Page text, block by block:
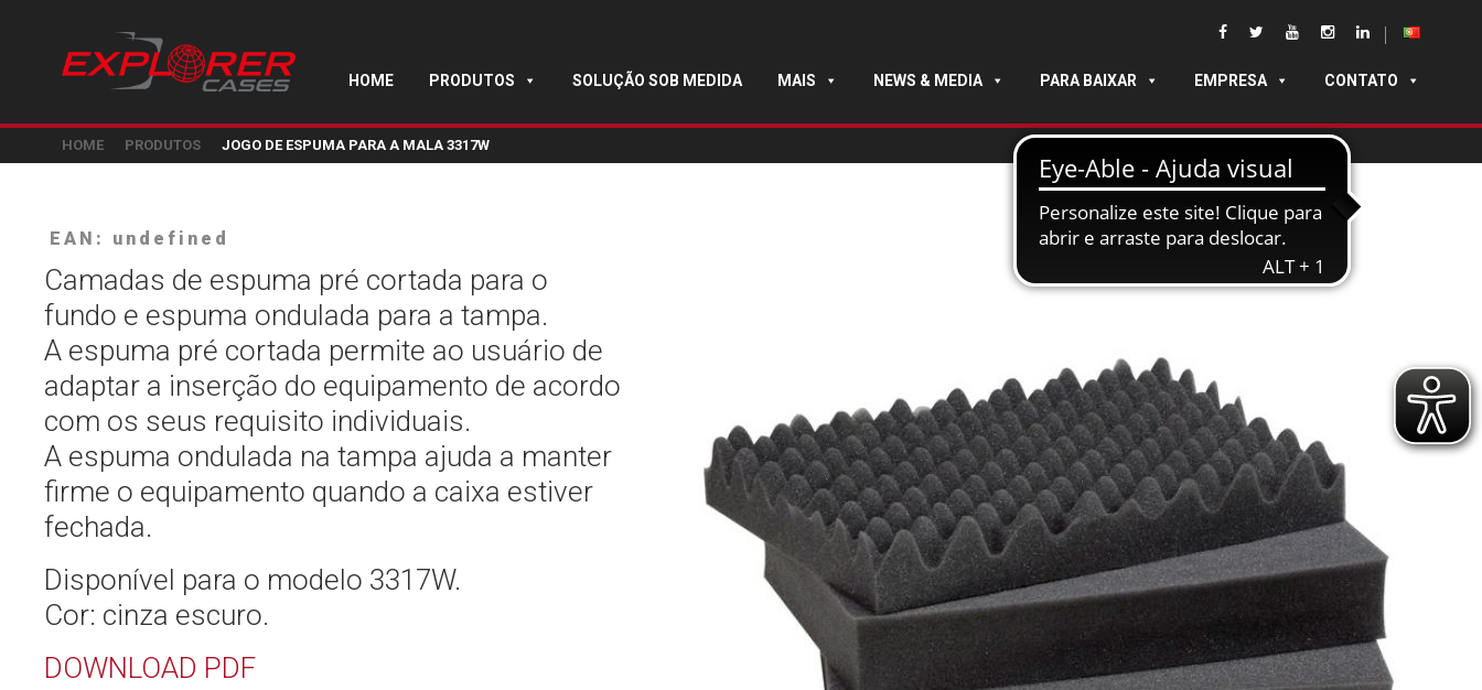
HOME PRODUTOS SOLUÇÃO SOB MEDIDA MAIS NEWS & MEDIA PARA BAIXAR EMPRESA CONTATO
HOME PRODUTOS JOGO DE ESPUMA PARA A MALA 3317W
EAN: undefined
Camadas de espuma pré cortada para o
fundo e espuma ondulada para a tampa.
A espuma pré cortada permite ao usuário de
adaptar a inserção do equipamento de acordo
com os seus requisito individuais.
A espuma ondulada na tampa ajuda a manter
firme o equipamento quando a caixa estiver
fechada.
Disponível para o modelo 3317W.
Cor: cinza escuro.
DOWNLOAD PDF